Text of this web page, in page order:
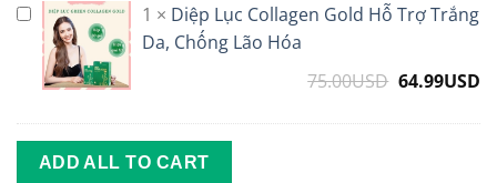
THIK&FIX
145.00USD.
Diệp
Lục
Collagen
Gold
Trợ
Trắng
1 × Diệp Lục Collagen Gold Hỗ Trợ Trắng
Da, Chống Lão Hóa
75.00USD Original
64.99USD
ADD ALL TO CART